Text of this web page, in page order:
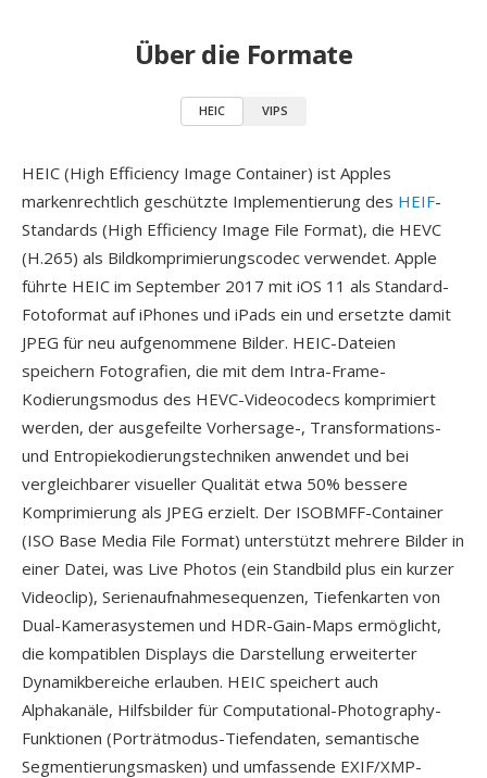
Über die Formate
HEIC VIPS
HEIC (High Efficiency Image Container) ist Apples
markenrechtlich geschützte Implementierung des HEIF-
Standards (High Efficiency Image File Format), die HEVC
(H.265) als Bildkomprimierungscodec verwendet. Apple
führte HEIC im September 2017 mit iOS 11 als Standard-
Fotoformat auf iPhones und iPads ein und ersetzte damit
JPEG für neu aufgenommene Bilder. HEIC-Dateien
speichern Fotografien, die mit dem Intra-Frame-
Kodierungsmodus des HEVC-Videocodecs komprimiert
werden, der ausgefeilte Vorhersage-, Transformations-
und Entropiekodierungstechniken anwendet und bei
vergleichbarer visueller Qualität etwa 50% bessere
Komprimierung als JPEG erzielt. Der ISOBMFF-Container
(ISO Base Media File Format) unterstützt mehrere Bilder in
einer Datei, was Live Photos (ein Standbild plus ein kurzer
Videoclip), Serienaufnahmesequenzen, Tiefenkarten von
Dual-Kamerasystemen und HDR-Gain-Maps ermöglicht,
die kompatiblen Displays die Darstellung erweiterter
Dynamikbereiche erlauben. HEIC speichert auch
Alphakanäle, Hilfsbilder für Computational-Photography-
Funktionen (Porträtmodus-Tiefendaten, semantische
Segmentierungsmasken) und umfassende EXIF/XMP-